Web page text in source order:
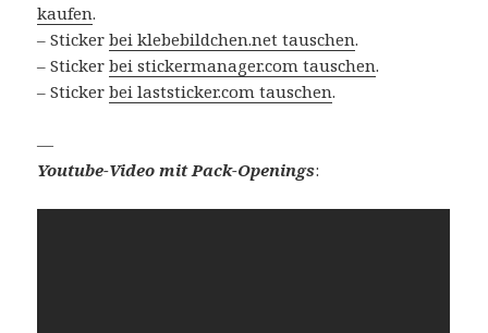
kaufen.
– Stickerbei klebebildchen.net tauschen.
– Stickerbei stickermanager.com tauschen.
– Stickerbei laststicker.com tauschen.
—
Youtube-Video mit Pack-Openings: